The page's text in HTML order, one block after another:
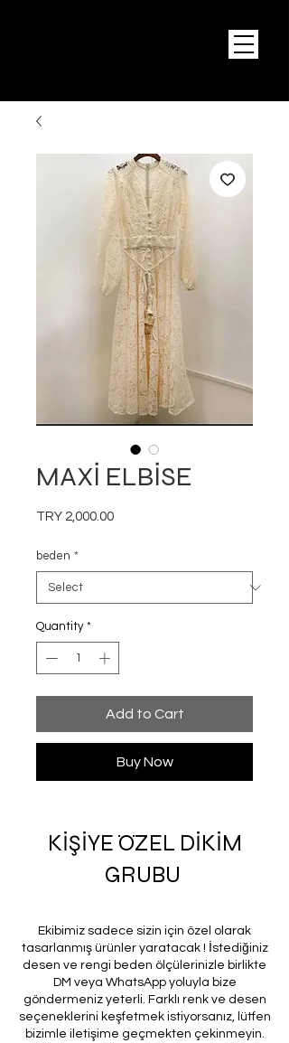
MAXİ ELBİSE
TRY 2,000.00Price
beden *
Quantity *
Add to Cart
Buy Now
KİŞİYE ÖZEL DİKİM
GRUBU
Ekibimiz sadece sizin için özel olarak
tasarlanmış ürünler yaratacak ! İstediğiniz
desen ve rengi beden ölçülerinizle birlikte
DM veya WhatsApp yoluyla bize
göndermeniz yeterli. Farklı renk ve desen
seçeneklerini keşfetmek istiyorsanız, lütfen
bizimle iletişime geçmekten çekinmeyin.